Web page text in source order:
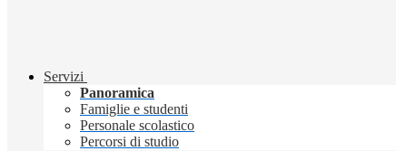
Servizi
Panoramica
Famiglie e studenti
Personale scolastico
Percorsi di studio